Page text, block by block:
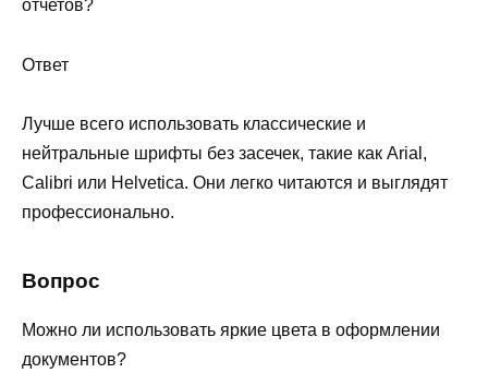
отчетов?
Ответ
Лучше всего использовать классические и
нейтральные шрифты без засечек, такие как Arial,
Calibri или Helvetica. Они легко читаются и выглядят
профессионально.
Вопрос
Можно ли использовать яркие цвета в оформлении
документов?